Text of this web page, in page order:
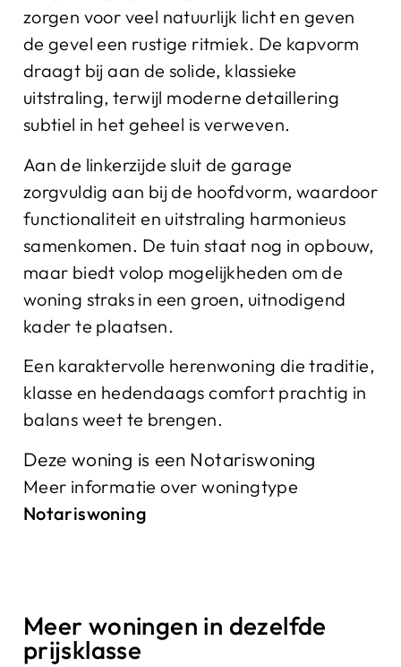
zorgen voor veel natuurlijk licht en geven
de gevel een rustige ritmiek. De kapvorm
draagt bij aan de solide, klassieke
uitstraling, terwijl moderne detaillering
subtiel in het geheel is verweven.
Aan de linkerzijde sluit de garage
zorgvuldig aan bij de hoofdvorm, waardoor
functionaliteit en uitstraling harmonieus
samenkomen. De tuin staat nog in opbouw,
maar biedt volop mogelijkheden om de
woning straks in een groen, uitnodigend
kader te plaatsen.
Een karaktervolle herenwoning die traditie,
klasse en hedendaags comfort prachtig in
balans weet te brengen.
Deze woning is een Notariswoning
Meer informatie over woningtype
Notariswoning
Meer woningen in dezelfde
prijsklasse